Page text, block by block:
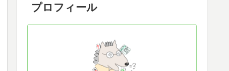
プロフィール